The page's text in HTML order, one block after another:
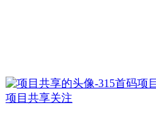
项目共享关注